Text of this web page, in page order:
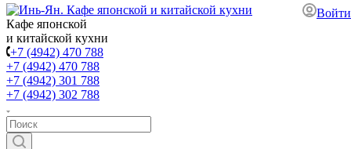
Войти
Кафе японской
и китайской кухни
+7 (4942) 470 788
+7 (4942) 470 788
+7 (4942) 301 788
+7 (4942) 302 788